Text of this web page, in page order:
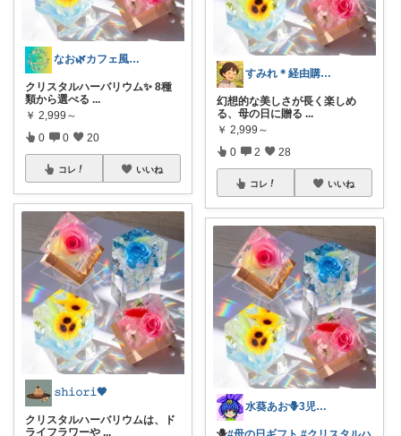
なお🌿カフェ風インテリア・雑貨好き
クリスタルハーバリウム✨ 8種
類から選べる ...
￥ 2,999～
0 0 20
コレ いいね
𝚜𝚑𝚒𝚘𝚛𝚒🤎
クリスタルハーバリウムは、ド
ライフラワーや ...
すみれ＊経由購入感謝いたします✨🙏✨
幻想的な美しさが長く楽しめ
る、母の日に贈る ...
￥ 2,999～
0 2 28
コレ いいね
水葵あお🪻3児ママ🪻